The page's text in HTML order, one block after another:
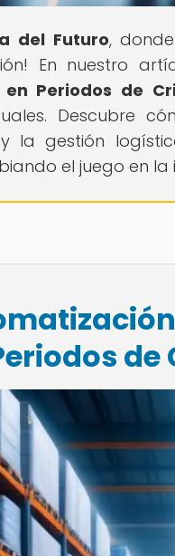
del Futuro,
En nuestro
Periodos de
Descubre
la gestión
el juego en la
de